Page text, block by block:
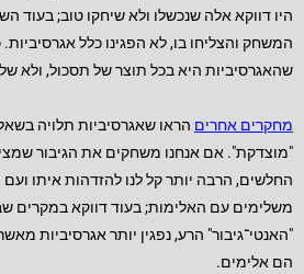
היו דווקא אלה שנכשלו ולא שיחקו טוב; בעוד
המשחק והצליחו בו, לא הפגינו כלל אגרסיביות.
שהאגרסיביות היא בכל תוצר של תסכול, ולא
מחקרים אחרים הראו שאגרסיביות תלויה
"מוצדקת". אם אנחנו משחקים את הגיבור
החלשים, הרבה יותר קל לנו להזדהות איתו ועם
משלימים עם האלימות; בעוד דווקא במקרים
"האנטי־גיבור" הרע, נפגין יותר אגרסיביות
הם אלימים.